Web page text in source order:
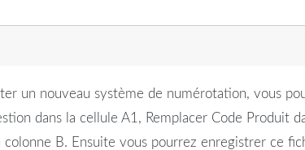
un nouveau système de numérotation, vous
dans la cellule A1, Remplacer Code Produit
B. Ensuite vous pourrez enregistrer ce